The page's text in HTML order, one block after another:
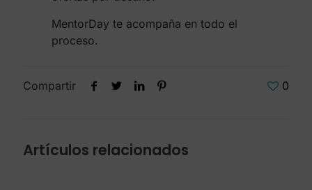
MentorDay te acompaña en todo el
proceso.
Compartir 0
Artículos relacionados